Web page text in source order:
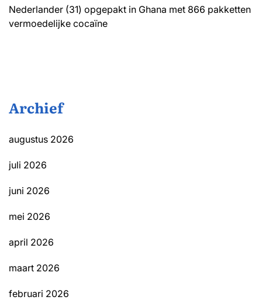
Nederlander (31) opgepakt in Ghana met 866 pakketten
vermoedelijke cocaïne
Archief
augustus 2026
juli 2026
juni 2026
mei 2026
april 2026
maart 2026
februari 2026